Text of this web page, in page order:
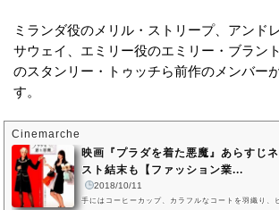
ミランダ役のメリル・ストリープ、アンド
サウェイ、エミリー役のエミリー・ブラン
のスタンリー・トゥッチら前作のメンバー
す。
Cinemarche
映画『プラダを着た悪魔』あらすじ
スト結末も【ファッション業...
2018/10/11
手にはコーヒーカップ、カラフルなコートを羽織り、